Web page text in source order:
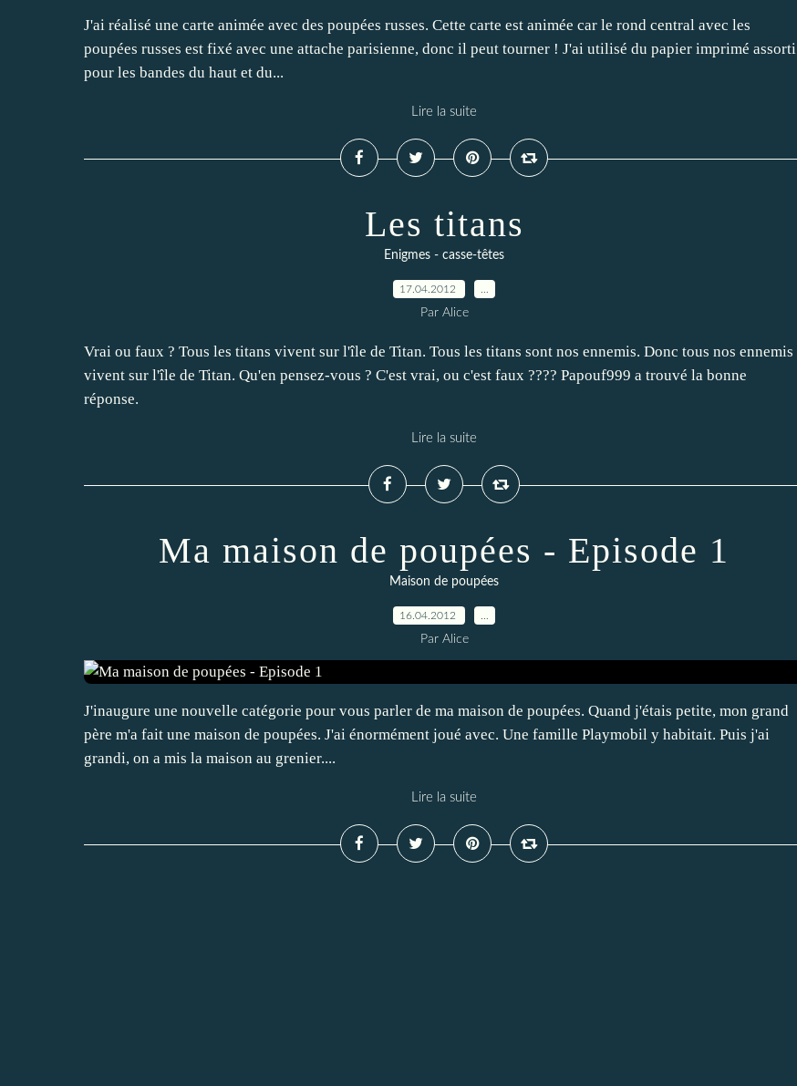
J'ai réalisé une carte animée avec des poupées russes. Cette carte est animée car le rond central avec les
poupées russes est fixé avec une attache parisienne, donc il peut tourner ! J'ai utilisé du papier imprimé assorti
pour les bandes du haut et du...
Lire la suite
Les titans
Enigmes - casse-têtes
17.04.2012
Par Alice
Vrai ou faux ? Tous les titans vivent sur l'île de Titan. Tous les titans sont nos ennemis. Donc tous nos ennemis
vivent sur l'île de Titan. Qu'en pensez-vous ? C'est vrai, ou c'est faux ???? Papouf999 a trouvé la bonne
réponse.
Lire la suite
Ma maison de poupées - Episode 1
Maison de poupées
16.04.2012
Par Alice
J'inaugure une nouvelle catégorie pour vous parler de ma maison de poupées. Quand j'étais petite, mon grand
père m'a fait une maison de poupées. J'ai énormément joué avec. Une famille Playmobil y habitait. Puis j'ai
grandi, on a mis la maison au grenier....
Lire la suite